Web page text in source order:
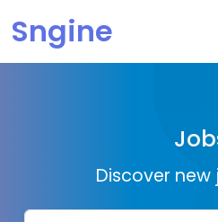
Sngine
Discover